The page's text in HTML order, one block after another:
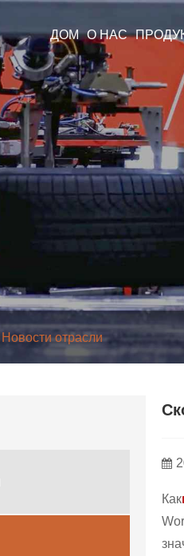
ДОМ О НАС
Новости отрасли
Как